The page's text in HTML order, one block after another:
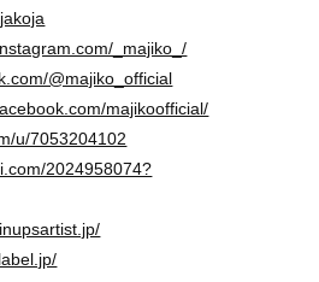
_majiko_/
@majiko_official
majikoofficial/
u/7053204102
2024958074?